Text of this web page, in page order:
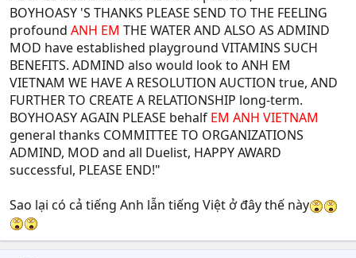
BOYHOASY 'S THANKS PLEASE SEND TO THE FEELING
profound ANH EM THE WATER AND ALSO AS ADMIND
MOD have established playground VITAMINS SUCH
BENEFITS. ADMIND also would look to ANH EM
VIETNAM WE HAVE A RESOLUTION AUCTION true, AND
FURTHER TO CREATE A RELATIONSHIP long-term.
BOYHOASY AGAIN PLEASE behalf EM ANH VIETNAM
general thanks COMMITTEE TO ORGANIZATIONS
ADMIND, MOD and all Duelist, HAPPY AWARD
successful, PLEASE END!"
Sao lại có cả tiếng Anh lẫn tiếng Việt ở đây thế này